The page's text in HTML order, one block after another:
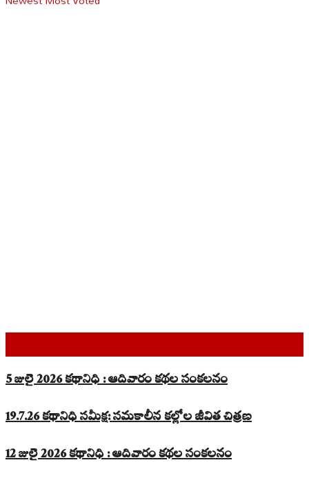
5 జులై 2026 కథానిధి : ఆదివారం కథల సంకలనం
19.7.26 కథానిధి సమీక్ష: సమకాలీన కల్లోల జీవిత చిత్రణ
12 జులై 2026 కథానిధి : ఆదివారం కథల సంకలనం